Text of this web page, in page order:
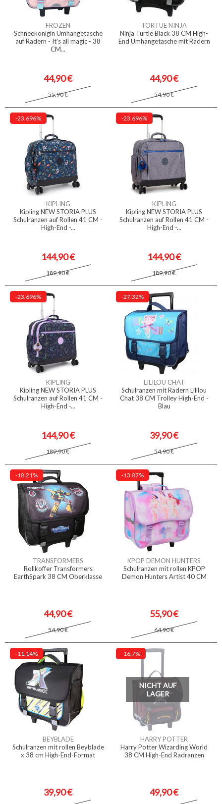
FROZEN
Schneekönigin Umhängetasche
auf Rädern - It's all magic - 38
CM...
44,90 €
55,90 €
TORTUE NINJA
Ninja Turtle Black 38 CM High-
End Umhängetasche mit Rädern
44,90 €
54,90 €
-23.696%
KIPLING
Kipling NEW STORIA PLUS
Schulranzen auf Rollen 41 CM -
High-End -...
144,90 €
189,90 €
-23.696%
KIPLING
Kipling NEW STORIA PLUS
Schulranzen auf Rollen 41 CM -
High-End -...
144,90 €
189,90 €
-23.696%
KIPLING
Kipling NEW STORIA PLUS
Schulranzen auf Rollen 41 CM -
High-End -...
144,90 €
189,90 €
-27.32%
LILILOU CHAT
Schulranzen mit Rädern Lililou
Chat 38 CM Trolley High-End -
Blau
39,90 €
54,90 €
-18.21%
TRANSFORMERS
Rollkoffer Transformers
EarthSpark 38 CM Oberklasse
44,90 €
54,90 €
-13.87%
KPOP DEMON HUNTERS
Schulranzen mit rollen KPOP
Demon Hunters Artist 40 CM
55,90 €
64,90 €
-11.14%
BEYBLADE
Schulranzen mit rollen Beyblade
x 38 cm High-End-Format
39,90 €
-16.7%
NICHT AUF
LAGER
HARRY POTTER
Harry Potter Wizarding World
38 CM High-End Radranzen
49,90 €